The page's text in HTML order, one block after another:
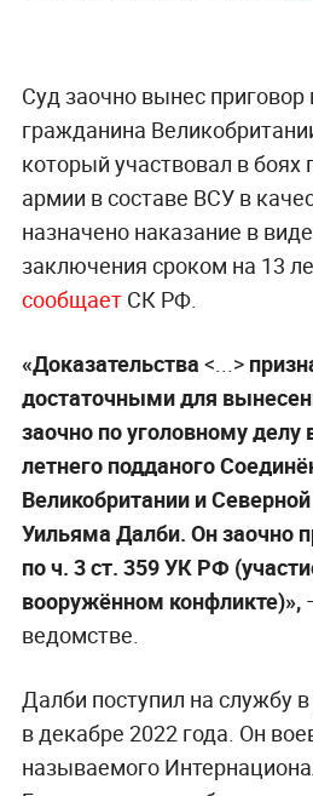
Суд заочно вынес
гражданина
который участвовал в боях
армии в составе ВСУ в
назначено наказание в
заключения сроком на 13
сообщаетСК РФ.
«Доказательства <...>
достаточными для
заочно по уголовному делу
летнего подданого
Великобритании и
Уильяма Далби. Он заочно
по ч. 3 ст. 359 УК РФ
вооружённом конфликте)»,
ведомстве.
Далби поступил на службу
в декабре 2022 года. Он
называемого